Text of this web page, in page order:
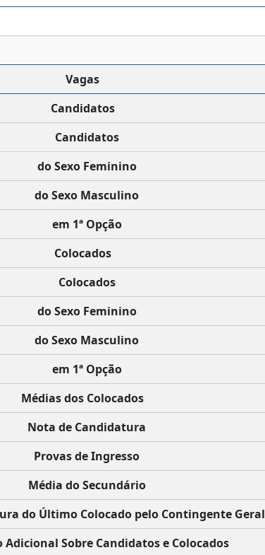
Vagas
Candidatos
Candidatos
do Sexo Feminino
do Sexo Masculino
em 1ª Opção
Colocados
Colocados
do Sexo Feminino
do Sexo Masculino
em 1ª Opção
Médias dos Colocados
Nota de Candidatura
Provas de Ingresso
Média do Secundário
do Último Colocado pelo Contingente Geral
Sobre Candidatos e Colocados